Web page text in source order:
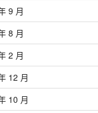
9 月
8 月
2 月
12 月
10 月